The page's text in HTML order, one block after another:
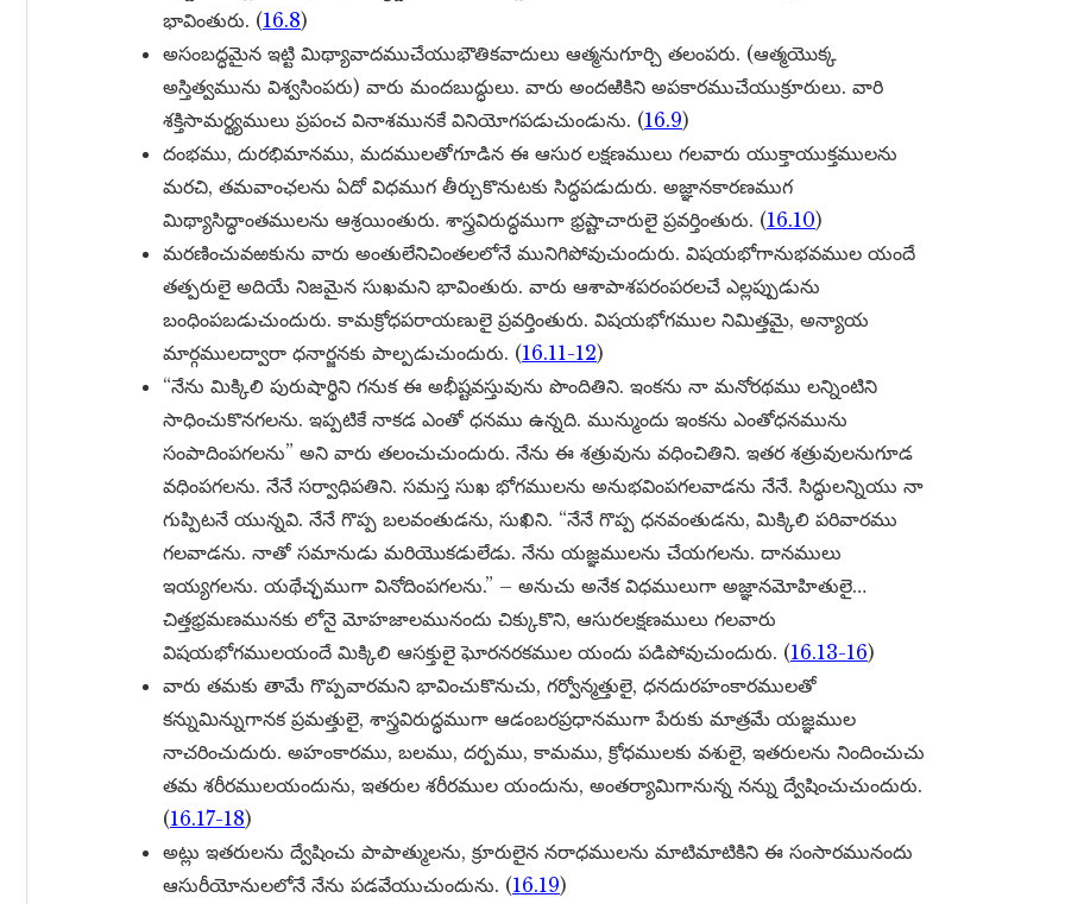
భావింతురు. (16.8)
అసంబద్ధమైన ఇట్టి మిథ్యావాదముచేయుభౌతికవాదులు ఆత్మనుగూర్చి తలంపరు. (ఆత్మయొక్క
అస్తిత్వమును విశ్వసింపరు) వారు మందబుద్ధులు. వారు అందఱికిని అపకారముచేయుక్రూరులు. వారి
శక్తిసామర్థ్యములు ప్రపంచ వినాశమునకే వినియోగపడుచుండును. (16.9)
దంభము, దురభిమానము, మదములతోగూడిన ఈ ఆసుర లక్షణములు గలవారు యుక్తాయుక్తములను
మరచి, తమవాంఛలను ఏదో విధముగ తీర్చుకొనుటకు సిద్ధపడుదురు. అజ్ఞానకారణముగ
మిథ్యాసిద్ధాంతములను ఆశ్రయింతురు. శాస్త్రవిరుద్ధముగా భ్రష్టాచారులై ప్రవర్తింతురు. (16.10)
మరణించువఱకును వారు అంతులేనిచింతలలోనే మునిగిపోవుచుందురు. విషయభోగానుభవముల యందే
తత్పరులై అదియే నిజమైన సుఖమని భావింతురు. వారు ఆశాపాశపరంపరలచే ఎల్లప్పుడును
బంధింపబడుచుందురు. కామక్రోధపరాయణులై ప్రవర్తింతురు. విషయభోగముల నిమిత్తమై, అన్యాయ
మార్గములద్వారా ధనార్జనకు పాల్పడుచుందురు. (16.11-12)
“నేను మిక్కిలి పురుషార్థిని గనుక ఈ అభీష్టవస్తువును పొందితిని. ఇంకను నా మనోరథము లన్నింటిని
సాధించుకొనగలను. ఇప్పటికే నాకడ ఎంతో ధనము ఉన్నది. మున్ముందు ఇంకను ఎంతోధనమును
సంపాదింపగలను” అని వారు తలంచుచుందురు. నేను ఈ శత్రువును వధించితిని. ఇతర శత్రువులనుగూడ
వధింపగలను. నేనే సర్వాధిపతిని. సమస్త సుఖ భోగములను అనుభవింపగలవాడను నేనే. సిద్ధులన్నియు నా
గుప్పిటనే యున్నవి. నేనే గొప్ప బలవంతుడను, సుఖిని. “నేనే గొప్ప ధనవంతుడను, మిక్కిలి పరివారము
గలవాడను. నాతో సమానుడు మరియొకడులేడు. నేను యజ్ఞములను చేయగలను. దానములు
ఇయ్యగలను. యథేచ్ఛముగా వినోదింపగలను.” – అనుచు అనేక విధములుగా అజ్ఞానమోహితులై…
చిత్తభ్రమణమునకు లోనై మోహజాలమునందు చిక్కుకొని, ఆసురలక్షణములు గలవారు
విషయభోగములయందే మిక్కిలి ఆసక్తులై ఘోరనరకముల యందు పడిపోవుచుందురు. (16.13-16)
వారు తమకు తామే గొప్పవారమని భావించుకొనుచు, గర్వోన్మత్తులై, ధనదురహంకారములతో
కన్నుమిన్నుగానక ప్రమత్తులై, శాస్త్రవిరుద్ధముగా ఆడంబరప్రధానముగా పేరుకు మాత్రమే యజ్ఞముల
నాచరించుదురు. అహంకారము, బలము, దర్పము, కామము, క్రోధములకు వశులై, ఇతరులను నిందించుచు
తమ శరీరములయందును, ఇతరుల శరీరముల యందును, అంతర్యామిగానున్న నన్ను ద్వేషించుచుందురు.
(16.17-18)
అట్లు ఇతరులను ద్వేషించు పాపాత్ములను, క్రూరులైన నరాధములను మాటిమాటికిని ఈ సంసారమునందు
ఆసురీయోనులలోనే నేను పడవేయుచుందును. (16.19)